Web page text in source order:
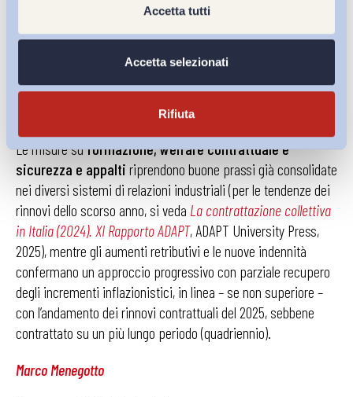
Accetta tutti
Accetta selezionati
Rifiuta
decreto legislativo n. 81/2008.
Il rinnovo del CCNL Tabacco 2025 – 2028 delinea un settore
che, pur soggetto a vincoli esterni e fiscali, si muove verso
Le misure suformazione, welfare contrattuale e
sicurezza e appalti riprendono buone prassi già consolidate
nei diversi sistemi di relazioni industriali (per le tendenze dei
rinnovi dello scorso anno, si veda La contrattazione collettiva
in Italia (2024). XI Rapporto ADAPT, ADAPT University Press,
2025), mentre gli aumenti retributivi e le nuove indennità
confermano un approccio progressivo con parziale recupero
degli incrementi inflazionistici, in linea – se non superiore –
con l’andamento dei rinnovi contrattuali del 2025, sebbene
contrattato su un più lungo periodo (quadriennio).
Marco Menegotto